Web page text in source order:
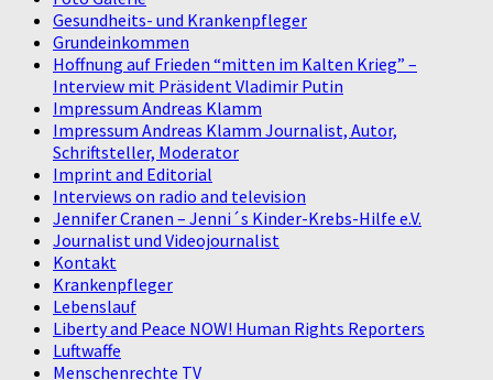
Gesundheits- und Krankenpfleger
Grundeinkommen
Hoffnung auf Frieden “mitten im Kalten Krieg” –
Interview mit Präsident Vladimir Putin
Impressum Andreas Klamm
Impressum Andreas Klamm Journalist, Autor,
Schriftsteller, Moderator
Imprint and Editorial
Interviews on radio and television
Jennifer Cranen – Jenni´s Kinder-Krebs-Hilfe e.V.
Journalist und Videojournalist
Kontakt
Krankenpfleger
Lebenslauf
Liberty and Peace NOW! Human Rights Reporters
Luftwaffe
Menschenrechte TV